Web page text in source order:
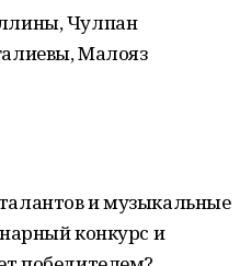
Чулпан
Малояз
и музыкальные
конкурс и